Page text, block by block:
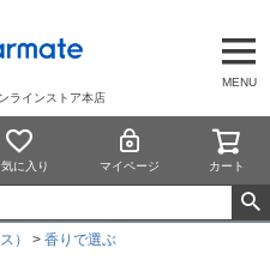
MENU
ラインストア本店
に入り マイページ カート
）
香りで選ぶ